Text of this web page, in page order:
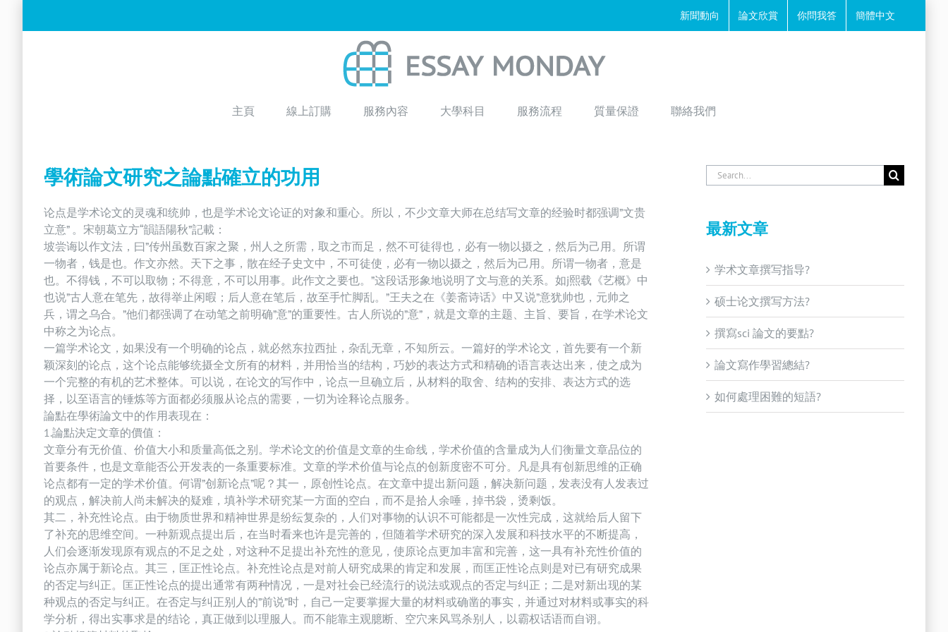
新聞動向 論文欣賞 你問我答 簡體中文
主頁 線上訂購 服務內容 大學科目 服務流程 質量保證 聯絡我們
學術論文研究之論點確立的功用
论点是学术论文的灵魂和统帅，也是学术论文论证的对象和重心。所以，不少文章大师在总结写文章的经验时都强调”文贵
立意” 。宋朝葛立方“韻語陽秋”記載：
坡尝诲以作文法，曰”传州虽数百家之聚，州人之所需，取之市而足，然不可徒得也，必有一物以摄之，然后为己用。所谓
一物者，钱是也。作文亦然。天下之事，散在经子史文中，不可徒使，必有一物以摄之，然后为己用。所谓一物者，意是
也。不得钱，不可以取物；不得意，不可以用事。此作文之要也。”这段话形象地说明了文与意的关系。如j熙载《艺概》中
也说”古人意在笔先，故得举止闲暇；后人意在笔后，故至手忙脚乱。”王夫之在《姜斋诗话》中又说”意犹帅也，元帅之
兵，谓之乌合。”他们都强调了在动笔之前明确”意”的重要性。古人所说的”意”，就是文章的主题、主旨、要旨，在学术论文
中称之为论点。
一篇学术论文，如果没有一个明确的论点，就必然东拉西扯，杂乱无章，不知所云。一篇好的学术论文，首先要有一个新
颖深刻的论点，这个论点能够统摄全文所有的材料，并用恰当的结构，巧妙的表达方式和精确的语言表达出来，使之成为
一个完整的有机的艺术整体。可以说，在论文的写作中，论点一旦确立后，从材料的取舍、结构的安排、表达方式的选
择，以至语言的锤炼等方面都必须服从论点的需要，一切为诠释论点服务。
論點在學術論文中的作用表現在：
1.論點決定文章的價值：
文章分有无价值、价值大小和质量高低之别。学术论文的价值是文章的生命线，学术价值的含量成为人们衡量文章品位的
首要条件，也是文章能否公开发表的一条重要标准。文章的学术价值与论点的创新度密不可分。凡是具有创新思维的正确
论点都有一定的学术价值。何谓”创新论点”呢？其一，原创性论点。在文章中提出新问题，解决新问题，发表没有人发表过
的观点，解决前人尚未解决的疑难，填补学术研究某一方面的空白，而不是拾人余唾，掉书袋，烫剩饭。
其二，补充性论点。由于物质世界和精神世界是纷纭复杂的，人们对事物的认识不可能都是一次性完成，这就给后人留下
了补充的思维空间。一种新观点提出后，在当时看来也许是完善的，但随着学术研究的深入发展和科技水平的不断提高，
人们会逐渐发现原有观点的不足之处，对这种不足提出补充性的意见，使原论点更加丰富和完善，这一具有补充性价值的
论点亦属于新论点。其三，匡正性论点。补充性论点是对前人研究成果的肯定和发展，而匡正性论点则是对已有研究成果
的否定与纠正。匡正性论点的提出通常有两种情况，一是对社会已经流行的说法或观点的否定与纠正；二是对新出现的某
种观点的否定与纠正。在否定与纠正别人的”前说”时，自己一定要掌握大量的材料或确凿的事实，并通过对材料或事实的科
学分析，得出实事求是的结论，真正做到以理服人。而不能靠主观臆断、空穴来风骂杀别人，以霸权话语而自诩。
Search
for:
最新文章
学术文章撰写指导?
硕士论文撰写方法?
撰寫sci 論文的要點?
論文寫作學習總結?
如何處理困難的短語?